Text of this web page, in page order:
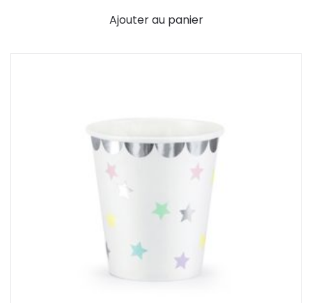
Ajouter au panier